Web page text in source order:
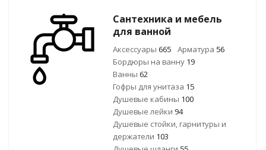
Сантехника и мебель
для ванной
Аксессуары 665 Арматура 56
Бордюры на ванну 19
Ванны 62
Гофры для унитаза 15
Душевые кабины 100
Душевые лейки 94
Душевые стойки, гарнитуры и
держатели 103